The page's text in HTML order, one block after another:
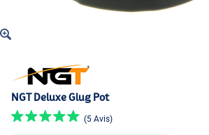
NGT Deluxe Glug Pot
(5 Avis)